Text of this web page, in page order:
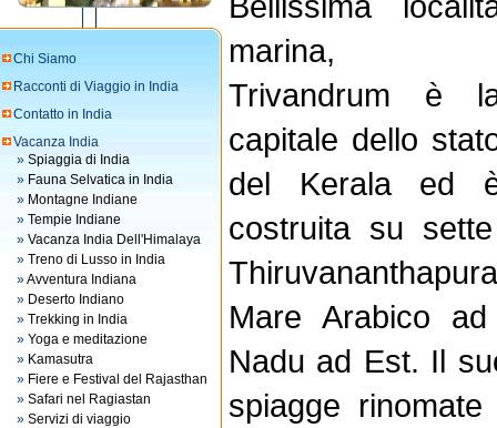
Chi Siamo
Racconti di Viaggio in India
Contatto in India
Vacanza India
» Spiaggia di India
» Fauna Selvatica in India
» Montagne Indiane
» Tempie Indiane
» Vacanza India Dell'Himalaya
» Treno di Lusso in India
»Avventura Indiana
» Deserto Indiano
» Trekking in India
» Yoga e meditazione
» Kamasutra
» Fiere e Festival del Rajasthan
» Safari nel Ragiastan
» Servizi di viaggio
marina,
Trivandrum è
capitale dello
del Kerala ed
costruita su
Mare Arabico
Nadu ad Est. Il
spiagge